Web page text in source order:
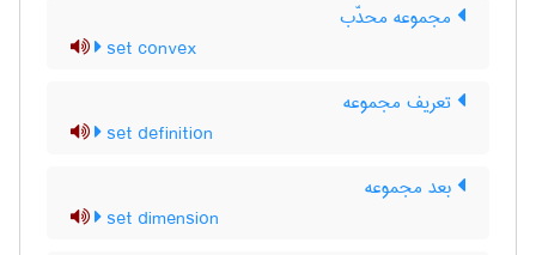
مجموعه محدّب
set convex
تعریف مجموعه
set definition
بعد مجموعه
set dimension